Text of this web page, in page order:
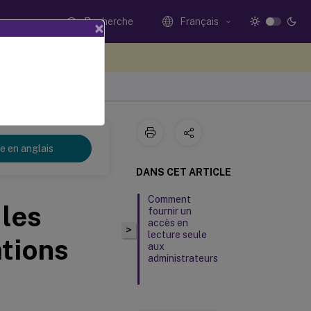
Recherche Français
en anglais
>
DANS CET ARTICLE
Comment
fournir un
accès en
lecture seule
aux
administrateurs
×